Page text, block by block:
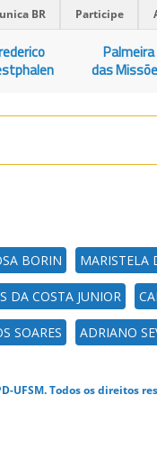
BR Participe
Palmeira
das
BORIN MARISTELA
DA COSTA JUNIOR
SOARES ADRIANO
UFSM. Todos os direitos